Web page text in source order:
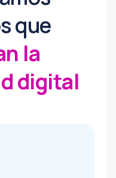
que
la
digital